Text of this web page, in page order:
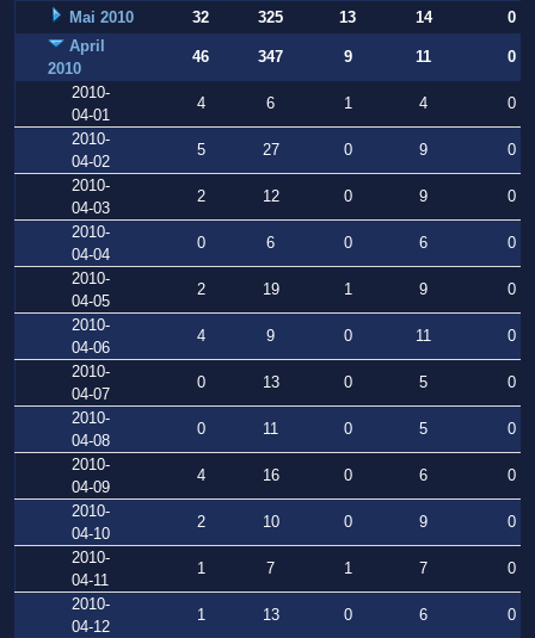
Mai 2010 32 325 13 14
0
April
2010
46 347 9 11
0
2010-
04-01
4 6 1 4
0
2010-
04-02
5 27 0 9
0
2010-
04-03
2 12 0 9
0
2010-
04-04
0 6 0 6
0
2010-
04-05
2 19 1 9
0
2010-
04-06
4 9 0 11
0
2010-
04-07
0 13 0 5
0
2010-
04-08
0 11 0 5
0
2010-
04-09
4 16 0 6
0
2010-
04-10
2 10 0 9
0
2010-
04-11
1 7 1 7
0
2010-
04-12
1 13 0 6
0